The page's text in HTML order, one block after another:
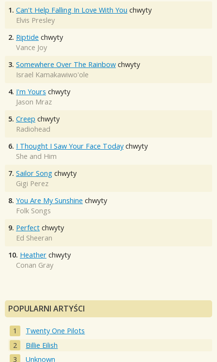
1. Can't Help Falling In Love With You chwyty
Elvis Presley
2. Riptide chwyty
Vance Joy
3. Somewhere Over The Rainbow chwyty
Israel Kamakawiwo'ole
4. I'm Yours chwyty
Jason Mraz
5. Creep chwyty
Radiohead
6. I Thought I Saw Your Face Today chwyty
She and Him
7. Sailor Song chwyty
Gigi Perez
8. You Are My Sunshine chwyty
Folk Songs
9. Perfect chwyty
Ed Sheeran
10. Heather chwyty
Conan Gray
POPULARNI ARTYŚCI
Twenty One Pilots
Billie Eilish
Unknown